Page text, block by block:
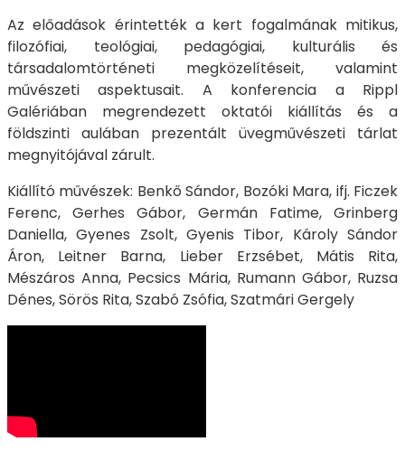
Az előadások érintették a kert fogalmának mitikus,
filozófiai, teológiai, pedagógiai, kulturális és
társadalomtörténeti megközelítéseit, valamint
művészeti aspektusait. A konferencia a Rippl
Galériában megrendezett oktatói kiállítás és a
földszinti aulában prezentált üvegművészeti tárlat
megnyitójával zárult.
Kiállító művészek: Benkő Sándor, Bozóki Mara, ifj. Ficzek
Ferenc, Gerhes Gábor, Germán Fatime, Grinberg
Daniella, Gyenes Zsolt, Gyenis Tibor, Károly Sándor
Áron, Leitner Barna, Lieber Erzsébet, Mátis Rita,
Mészáros Anna, Pecsics Mária, Rumann Gábor, Ruzsa
Dénes, Sörös Rita, Szabó Zsófia, Szatmári Gergely